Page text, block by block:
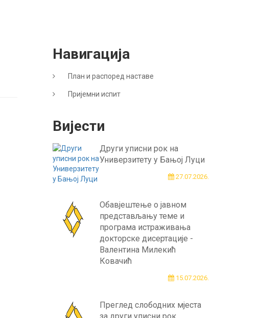
Навигација
План и распоред наставе
Пријемни испит
Вијести
Други уписни рок на
Универзитету у Бањој Луци
27.07.2026.
Обавјештење о јавном
представљању теме и
програма истраживања
докторске дисертације -
Валентина Милекић
Ковачић
15.07.2026.
Преглед слободних мјеста